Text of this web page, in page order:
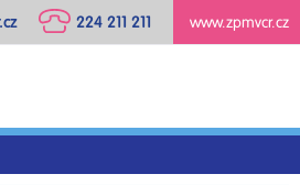
www.zpmvcr.cz
224 211 211